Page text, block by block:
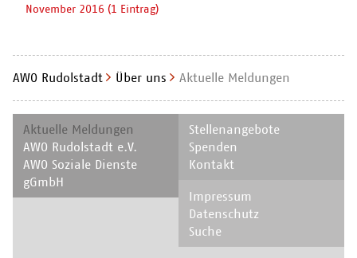
November 2016 (1 Eintrag)
AWO Rudolstadt Über uns Aktuelle Meldungen
Navigation
überspringen
Aktuelle Meldungen
AWO Rudolstadt e.V.
AWO Soziale Dienste
gGmbH
Navigation
überspringen
Stellenangebote
Spenden
Kontakt
Navigation
überspringen
Impressum
Datenschutz
Suche